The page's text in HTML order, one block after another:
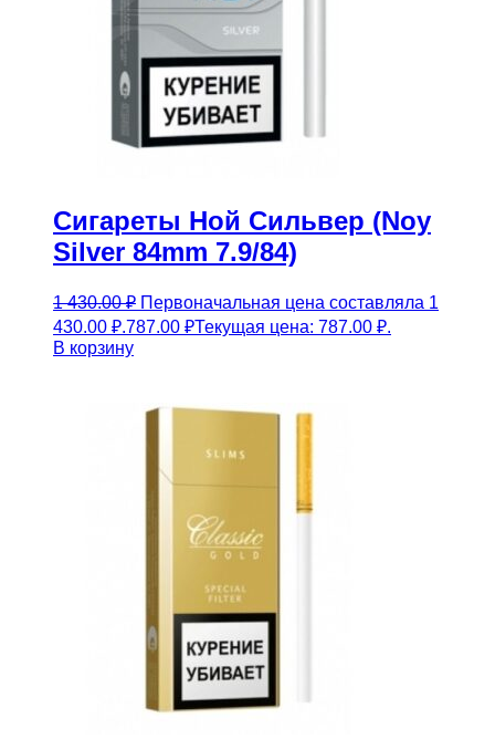
Сигареты Ной Сильвер (Noy
Silver 84mm 7.9/84)
1 430.00₽ Первоначальная цена составляла 1
430.00 ₽.787.00 ₽Текущая цена: 787.00 ₽.
В корзину